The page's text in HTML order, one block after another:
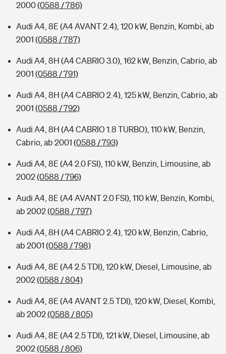
2000(0588 / 786)
Audi A4, 8E (A4 AVANT 2.4), 120 kW, Benzin, Kombi, ab
2001 (0588 / 787)
Audi A4, 8H (A4 CABRIO 3.0), 162 kW, Benzin, Cabrio, ab
2001 (0588 / 791)
Audi A4, 8H (A4 CABRIO 2.4), 125 kW, Benzin, Cabrio, ab
2001 (0588 / 792)
Audi A4, 8H (A4 CABRIO 1.8 TURBO), 110 kW, Benzin,
Cabrio, ab 2001 (0588 / 793)
Audi A4, 8E (A4 2.0 FSI), 110 kW, Benzin, Limousine, ab
2002(0588 / 796)
Audi A4, 8E (A4 AVANT 2.0 FSI), 110 kW, Benzin, Kombi,
ab 2002(0588 / 797)
Audi A4, 8H (A4 CABRIO 2.4), 120 kW, Benzin, Cabrio,
ab 2001 (0588 / 798)
Audi A4, 8E (A4 2.5 TDI), 120 kW, Diesel, Limousine, ab
2002(0588 / 804)
Audi A4, 8E (A4 AVANT 2.5 TDI), 120 kW, Diesel, Kombi,
ab 2002(0588 / 805)
Audi A4, 8E (A4 2.5 TDI), 121 kW, Diesel, Limousine, ab
2002(0588 / 806)